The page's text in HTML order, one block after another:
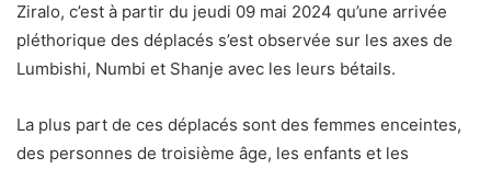
Ziralo, c’est à partir du jeudi 09 mai 2024 qu’une arrivée
pléthorique des déplacés s’est observée sur les axes de
Lumbishi, Numbi et Shanje avec les leurs bétails.
La plus part de ces déplacés sont des femmes enceintes,
des personnes de troisième âge, les enfants et les